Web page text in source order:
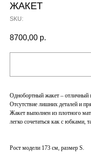
ЖАКЕТ
SKU:
8700,00 р.
Однобортный жакет – отличный
Отсутствие лишних деталей и
Жакет выполнен из плотного
легко сочетаться как с юбками,
Рост модели 173 см, размер S.